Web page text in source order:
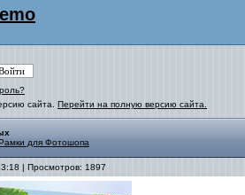
сайта. Перейти на полную версию сайта.
для Фотошопа
| Просмотров: 1897